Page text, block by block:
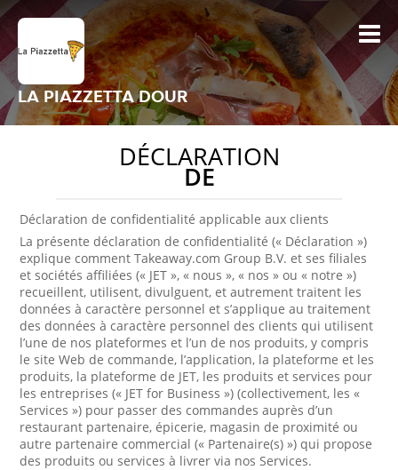
LA PIAZZETTA DOUR
DÉCLARATION
DE
Déclaration de confidentialité applicable aux clients
La présente déclaration de confidentialité (« Déclaration »)
explique comment Takeaway.com Group B.V. et ses filiales
et sociétés affiliées (« JET », « nous », « nos » ou « notre »)
recueillent, utilisent, divulguent, et autrement traitent les
données à caractère personnel et s’applique au traitement
des données à caractère personnel des clients qui utilisent
l’une de nos plateformes et l’un de nos produits, y compris
le site Web de commande, l’application, la plateforme et les
produits, la plateforme de JET, les produits et services pour
les entreprises (« JET for Business ») (collectivement, les «
Services ») pour passer des commandes auprès d’un
restaurant partenaire, épicerie, magasin de proximité ou
autre partenaire commercial (« Partenaire(s) ») qui propose
des produits ou services à livrer via nos Services.